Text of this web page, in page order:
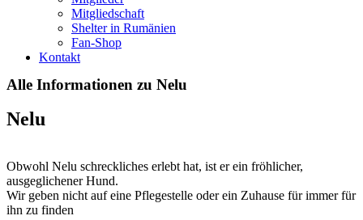
Mitgliedschaft
Shelter in Rumänien
Fan-Shop
Kontakt
Alle Informationen zu Nelu
Nelu
Obwohl Nelu schreckliches erlebt hat, ist er ein fröhlicher,
ausgeglichener Hund.
Wir geben nicht auf eine Pflegestelle oder ein Zuhause für immer für
ihn zu finden